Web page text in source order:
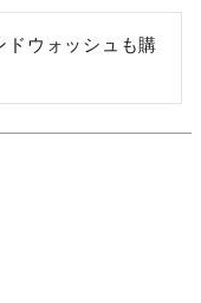
ドウォッシュも購